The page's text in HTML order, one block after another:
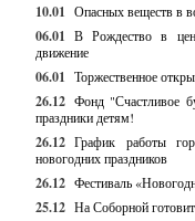
10.01 Опасных веществ в
06.01 В Рождество в
движение
06.01 Торжественное
26.12 Фонд "Счастливое
праздники детям!
26.12 График работы
новогодних праздников
26.12 Фестиваль
25.12 На Соборной